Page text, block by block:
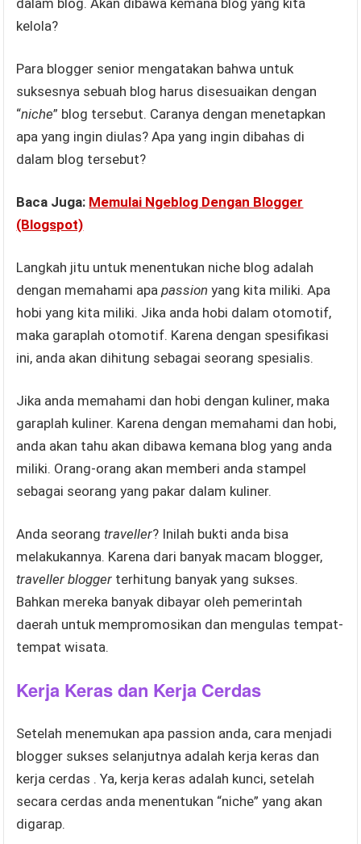
dalam blog. Akan dibawa kemana blog yang kita
kelola?
Para blogger senior mengatakan bahwa untuk
suksesnya sebuah blog harus disesuaikan dengan
“niche” blog tersebut. Caranya dengan menetapkan
apa yang ingin diulas? Apa yang ingin dibahas di
dalam blog tersebut?
Baca Juga: Memulai Ngeblog Dengan Blogger
(Blogspot)
Langkah jitu untuk menentukan niche blog adalah
dengan memahami apapassion yang kita miliki. Apa
hobi yang kita miliki. Jika anda hobi dalam otomotif,
maka garaplah otomotif. Karena dengan spesifikasi
ini, anda akan dihitung sebagai seorang spesialis.
Jika anda memahami dan hobi dengan kuliner, maka
garaplah kuliner. Karena dengan memahami dan hobi,
anda akan tahu akan dibawa kemana blog yang anda
miliki. Orang-orang akan memberi anda stampel
sebagai seorang yang pakar dalam kuliner.
Anda seorangtraveller? Inilah bukti anda bisa
melakukannya. Karena dari banyak macam blogger,
traveller blogger terhitung banyak yang sukses.
Bahkan mereka banyak dibayar oleh pemerintah
daerah untuk mempromosikan dan mengulas tempat-
tempat wisata.
Kerja Keras dan Kerja Cerdas
Setelah menemukan apa passion anda, cara menjadi
blogger sukses selanjutnya adalah kerja keras dan
kerja cerdas . Ya, kerja keras adalah kunci, setelah
secara cerdas anda menentukan “niche” yang akan
digarap.